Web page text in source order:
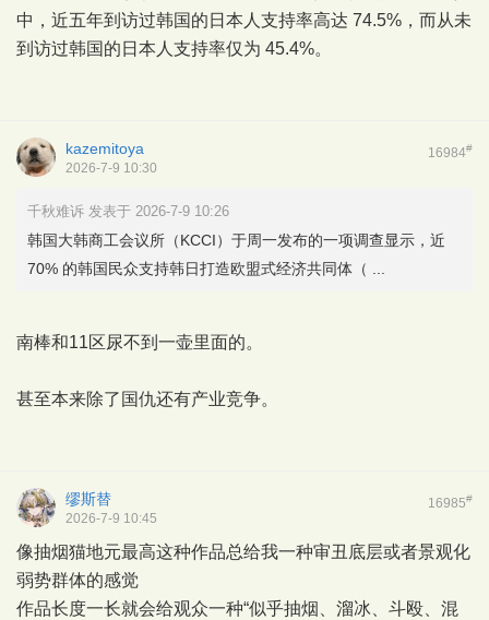
中，近五年到访过韩国的日本人支持率高达 74.5%，而从未
到访过韩国的日本人支持率仅为 45.4%。
16984#
kazemitoya
2026-7-9 10:30
千秋难诉 发表于 2026-7-9 10:26
韩国大韩商工会议所（KCCI）于周一发布的一项调查显示，近
70% 的韩国民众支持韩日打造欧盟式经济共同体（ ...
南棒和11区尿不到一壶里面的。
甚至本来除了国仇还有产业竞争。
16985#
缪斯替
2026-7-9 10:45
像抽烟猫地元最高这种作品总给我一种审丑底层或者景观化
弱势群体的感觉
作品长度一长就会给观众一种“似乎抽烟、溜冰、斗殴、混